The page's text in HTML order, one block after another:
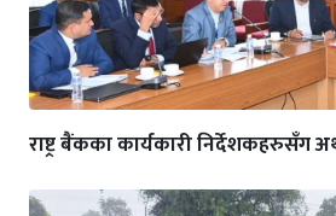
राष्ट्र बैंकका कार्यकारी निर्देशकहरुसँग